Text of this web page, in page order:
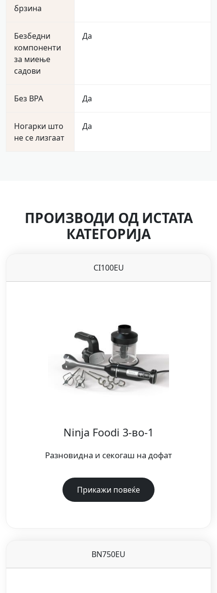
брзина
Безбедни
компоненти
за миење
садови
Да
Без BPA Да
Ногарки што
не се лизгаат
Да
ПРОИЗВОДИ ОД ИСТАТА
КАТЕГОРИЈА
CI100EU
Ninja Foodi 3-во-1
Разновидна и секогаш на дофат
Прикажи повеќе
BN750EU